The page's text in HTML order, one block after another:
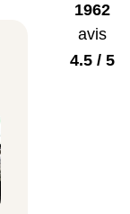
1962
avis
4.5 / 5